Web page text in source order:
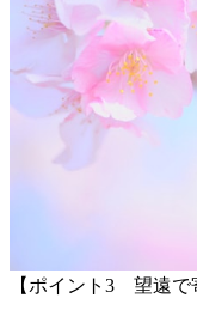
【ポイント3 望遠で